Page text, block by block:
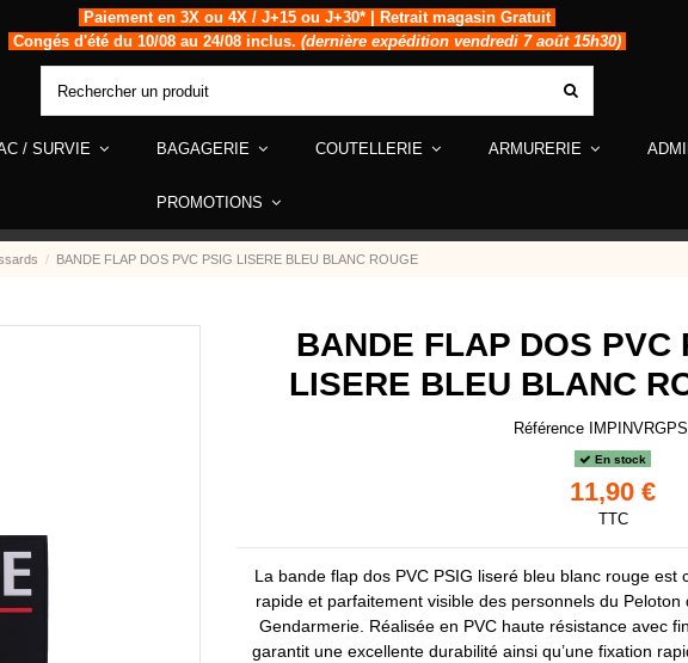
Paiement en 3X ou 4X / J+15 ou J+30* | Retrait magasin Gratuit
Congés d'été du 10/08 au 24/08 inclus.(dernière expédition vendredi 7 août 15h30)
/ SURVIE BAGAGERIE COUTELLERIE ARMURERIE
PROMOTIONS
BANDE FLAP DOS PVC PSIG LISERE BLEU BLANC ROUGE
BANDE FLAP DOS PVC
LISERE BLEU BLANC
Référence
En stock
11,90 €
TTC
La bande flap dos PVC PSIG liseré bleu blanc rouge
rapide et parfaitement visible des personnels du Peloton
Gendarmerie. Réalisée en PVC haute résistance avec
garantit une excellente durabilité ainsi qu’une fixation